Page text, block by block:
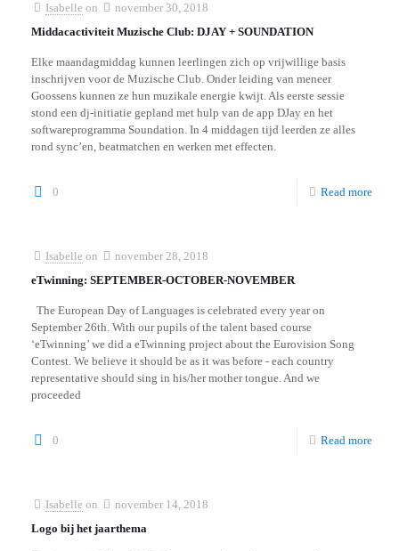
Isabelle on
november 30, 2018
Middacactiviteit Muzische Club: DJAY + SOUNDATION
Elke maandagmiddag kunnen leerlingen zich op vrijwillige basis
inschrijven voor de Muzische Club. Onder leiding van meneer
Goossens kunnen ze hun muzikale energie kwijt. Als eerste sessie
stond een dj-initiatie gepland met hulp van de app DJay en het
softwareprogramma Soundation. In 4 middagen tijd leerden ze alles
rond sync’en, beatmatchen en werken met effecten.
0 Read more
Isabelle on
november 28, 2018
eTwinning: SEPTEMBER-OCTOBER-NOVEMBER
The European Day of Languages is celebrated every year on
September 26th. With our pupils of the talent based course
‘eTwinning’ we did a eTwinning project about the Eurovision Song
Contest. We believe it should be as it was before - each country
representative should sing in his/her mother tongue. And we
proceeded
0 Read more
Isabelle on
november 14, 2018
Logo bij het jaarthema